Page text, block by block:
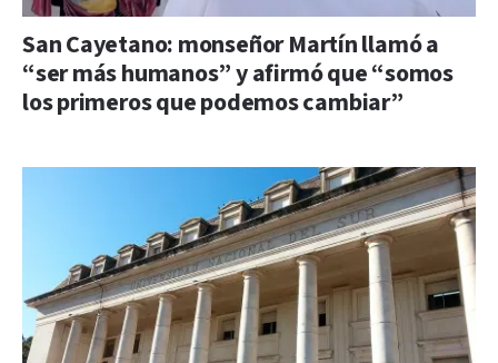
San Cayetano: monseñor Martín llamó a
“ser más humanos” y afirmó que “somos
los primeros que podemos cambiar”